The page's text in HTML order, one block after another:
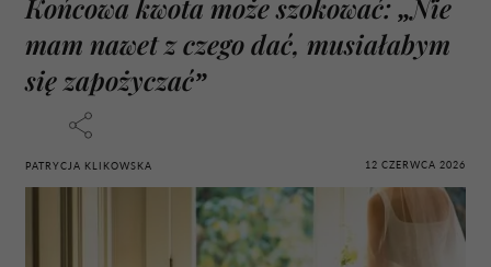
Końcowa kwota może szokować: „Nie
mam nawet z czego dać, musiałabym
się zapożyczać”
PATRYCJA KLIKOWSKA 12 CZERWCA 2026